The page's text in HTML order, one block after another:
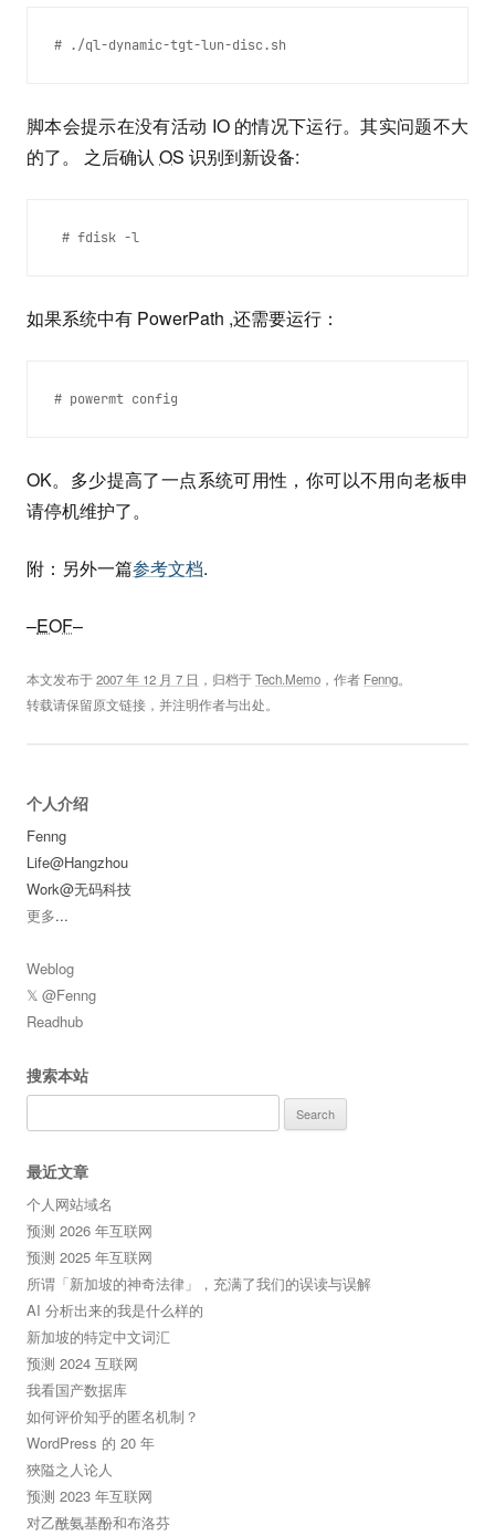
# ./ql-dynamic-tgt-lun-disc.sh
脚本会提示在没有活动 IO 的情况下运行。其实问题不大
的了。 之后确认 OS 识别到新设备:
# fdisk -l
如果系统中有 PowerPath ,还需要运行：
# powermt config
OK。多少提高了一点系统可用性，你可以不用向老板申
请停机维护了。
附：另外一篇参考文档.
–EOF–
本文发布于2007 年 12 月 7 日 ，归档于Tech.Memo ，作者 Fenng。
转载请保留原文链接，并注明作者与出处。
个人介绍
Fenng
Life@Hangzhou
Work@无码科技
更多...
Weblog
𝕏 @Fenng
Readhub
搜索本站
for:
最近文章
个人网站域名
预测 2026 年互联网
预测 2025 年互联网
所谓「新加坡的神奇法律」，充满了我们的误读与误解
AI 分析出来的我是什么样的
新加坡的特定中文词汇
预测 2024 互联网
我看国产数据库
如何评价知乎的匿名机制？
WordPress 的 20 年
狹隘之人论人
预测 2023 年互联网
对乙酰氨基酚和布洛芬